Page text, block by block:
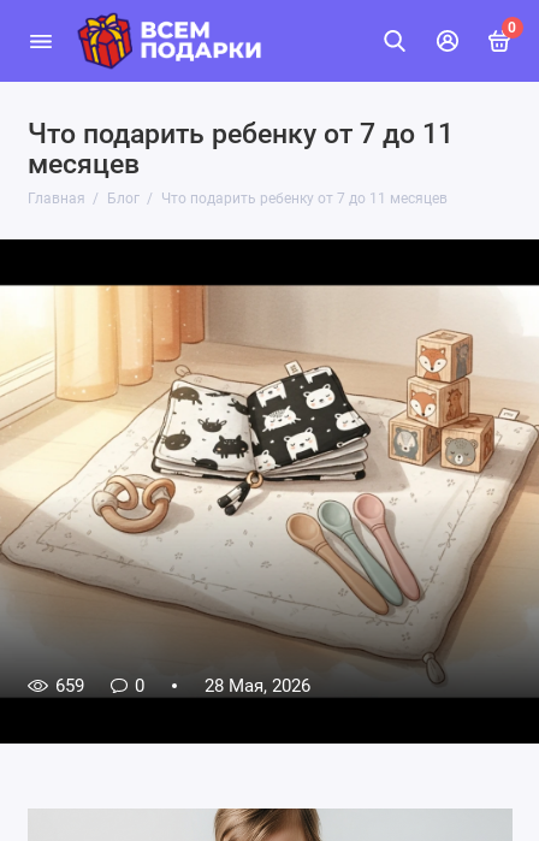
0
Что подарить ребенку от 7 до 11
месяцев
Главная Блог Что подарить ребенку от 7 до 11 месяцев
659 0 28 Мая, 2026